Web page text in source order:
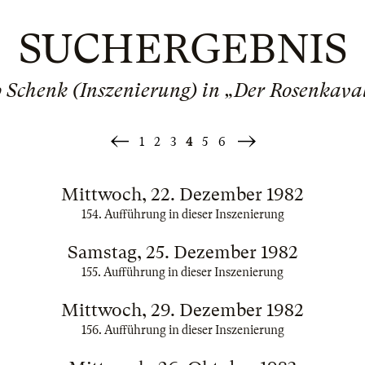
SUCHERGEBNIS
Schenk (Inszenierung) in „Der
«
1 2 3 4 5 6
Weiter
Mittwoch, 22. Dezember 1982
154. Aufführung in dieser Inszenierung
Samstag, 25. Dezember 1982
155. Aufführung in dieser Inszenierung
Mittwoch, 29. Dezember 1982
156. Aufführung in dieser Inszenierung